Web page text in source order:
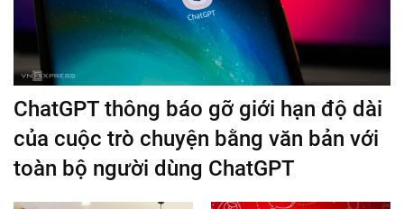
ChatGPT thông báo gỡ giới hạn độ dài
của cuộc trò chuyện bằng văn bản với
toàn bộ người dùng ChatGPT